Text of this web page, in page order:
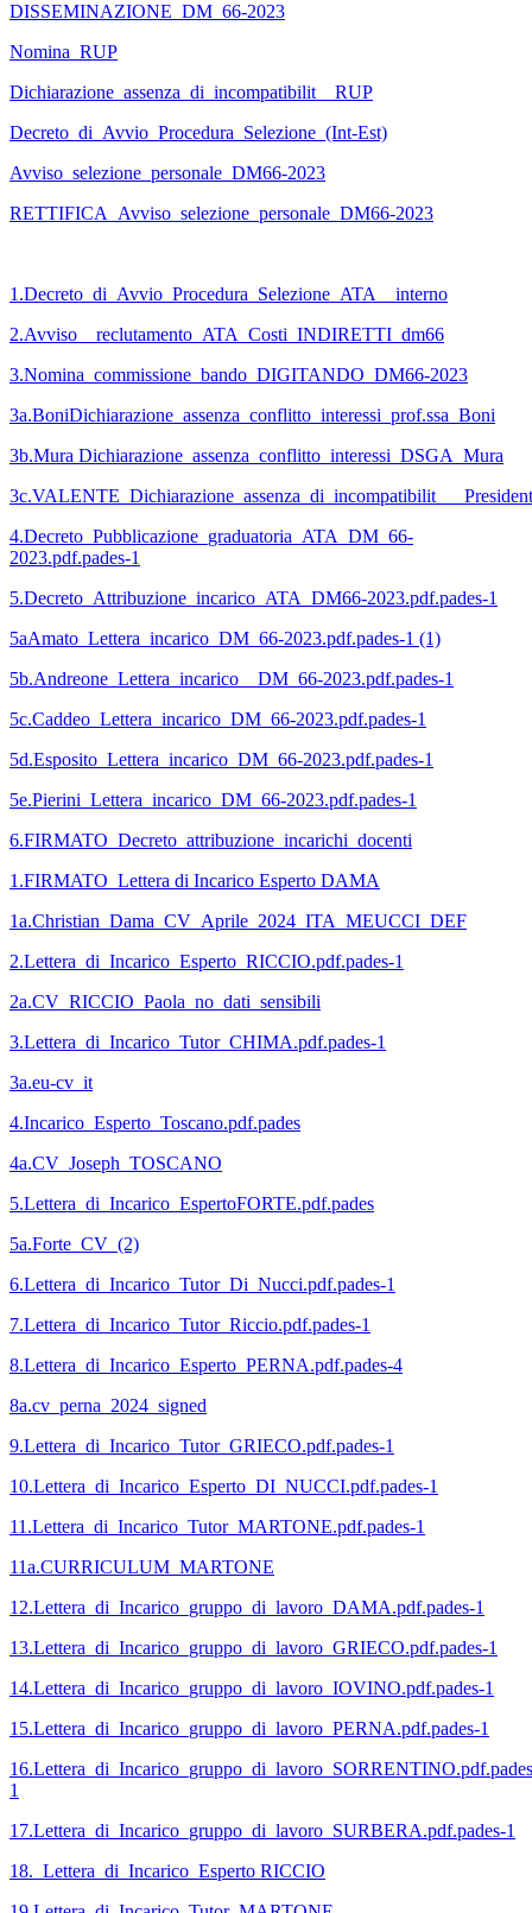
DISSEMINAZIONE_DM_66-2023
Nomina_RUP
Dichiarazione_assenza_di_incompatibilit__RUP
Decreto_di_Avvio_Procedura_Selezione_(Int-Est)
Avviso_selezione_personale_DM66-2023
RETTIFICA_Avviso_selezione_personale_DM66-2023
1.Decreto_di_Avvio_Procedura_Selezione_ATA__interno
2.Avviso__reclutamento_ATA_Costi_INDIRETTI_dm66
3.Nomina_commissione_bando_DIGITANDO_DM66-2023
3a.BoniDichiarazione_assenza_conflitto_interessi_prof.ssa_Boni
3b.Mura Dichiarazione_assenza_conflitto_interessi_DSGA_Mura
4.Decreto_Pubblicazione_graduatoria_ATA_DM_66-
2023.pdf.pades-1
5.Decreto_Attribuzione_incarico_ATA_DM66-2023.pdf.pades-1
5aAmato_Lettera_incarico_DM_66-2023.pdf.pades-1 (1)
5b.Andreone_Lettera_incarico__DM_66-2023.pdf.pades-1
5c.Caddeo_Lettera_incarico_DM_66-2023.pdf.pades-1
5d.Esposito_Lettera_incarico_DM_66-2023.pdf.pades-1
5e.Pierini_Lettera_incarico_DM_66-2023.pdf.pades-1
6.FIRMATO_Decreto_attribuzione_incarichi_docenti
1.FIRMATO_Lettera di Incarico Esperto DAMA
1a.Christian_Dama_CV_Aprile_2024_ITA_MEUCCI_DEF
2.Lettera_di_Incarico_Esperto_RICCIO.pdf.pades-1
2a.CV_RICCIO_Paola_no_dati_sensibili
3.Lettera_di_Incarico_Tutor_CHIMA.pdf.pades-1
3a.eu-cv_it
4.Incarico_Esperto_Toscano.pdf.pades
4a.CV_Joseph_TOSCANO
5.Lettera_di_Incarico_EspertoFORTE.pdf.pades
5a.Forte_CV_(2)
6.Lettera_di_Incarico_Tutor_Di_Nucci.pdf.pades-1
7.Lettera_di_Incarico_Tutor_Riccio.pdf.pades-1
8.Lettera_di_Incarico_Esperto_PERNA.pdf.pades-4
8a.cv_perna_2024_signed
9.Lettera_di_Incarico_Tutor_GRIECO.pdf.pades-1
10.Lettera_di_Incarico_Esperto_DI_NUCCI.pdf.pades-1
11.Lettera_di_Incarico_Tutor_MARTONE.pdf.pades-1
11a.CURRICULUM_MARTONE
12.Lettera_di_Incarico_gruppo_di_lavoro_DAMA.pdf.pades-1
13.Lettera_di_Incarico_gruppo_di_lavoro_GRIECO.pdf.pades-1
14.Lettera_di_Incarico_gruppo_di_lavoro_IOVINO.pdf.pades-1
15.Lettera_di_Incarico_gruppo_di_lavoro_PERNA.pdf.pades-1
1
17.Lettera_di_Incarico_gruppo_di_lavoro_SURBERA.pdf.pades-1
18._Lettera_di_Incarico_Esperto RICCIO